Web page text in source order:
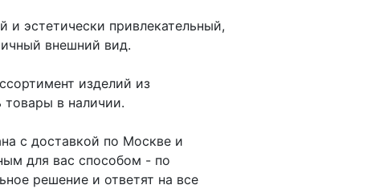
и эстетически привлекательный,
внешний вид.
изделий из
товары в наличии.
с доставкой по Москве и
для вас способом - по
решение и ответят на все